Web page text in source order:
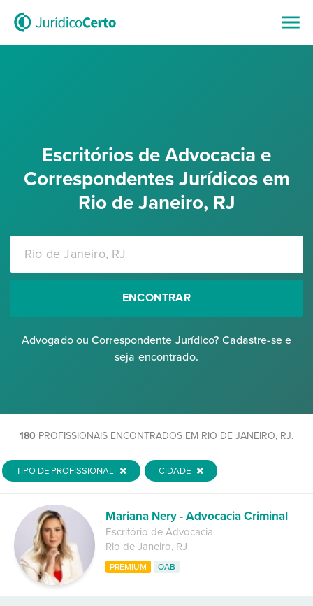
Escritórios de Advocacia e
Correspondentes Jurídicos em
Rio de Janeiro, RJ
ENCONTRAR
Advogado ou Correspondente Jurídico? Cadastre-se e
seja encontrado.
180 PROFISSIONAIS ENCONTRADOS EM RIO DE JANEIRO, RJ.
TIPO DE PROFISSIONAL CIDADE
Mariana Nery - Advocacia Criminal
Escritório de Advocacia -
Rio de Janeiro, RJ
PREMIUM OAB